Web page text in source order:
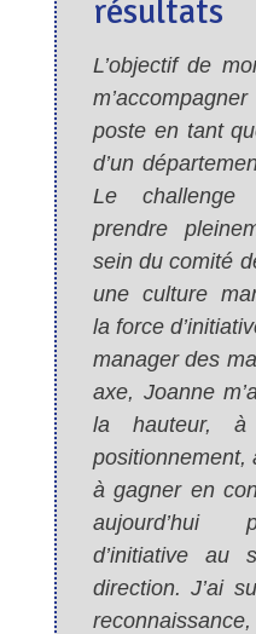
résultats
L’objectif de
poste en tant
d’un
Le
prendre
sein du comité
une culture
la force
manager des
axe, Joanne
la hauteur,
positionnement,
à gagner en
aujourd’hui
d’initiative au
direction. J’ai